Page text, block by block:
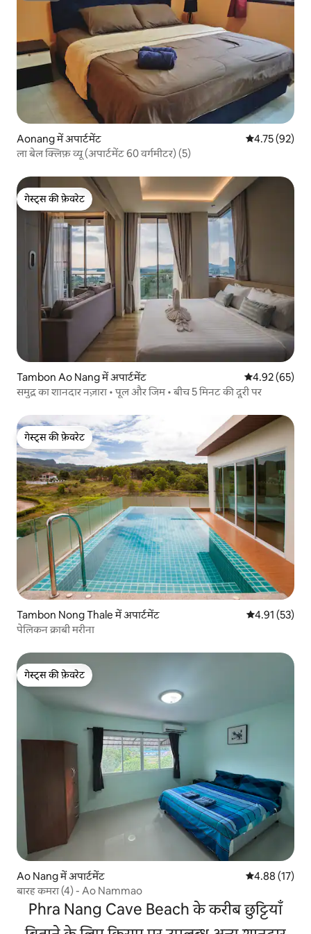
Aonang में अपार्टमेंट औसत रेटिंग 5 में
4.75 (92)
ला बेल क्लिफ़ व्यू (अपार्टमेंट 60 वर्गमीटर) (5)
गेस्ट्स की फ़ेवरेट
गेस्ट्स की फ़ेवरेट
Tambon Ao Nang में अपार्टमेंट औसत रेटिंग 5 में
4.92 (65)
समुद्र का शानदार नज़ारा • पूल और जिम • बीच 5 मिनट की दूरी पर
गेस्ट्स की फ़ेवरेट
गेस्ट्स की फ़ेवरेट
Tambon Nong Thale में अपार्टमेंट औसत रेटिंग 5 में
4.91 (53)
पेलिकन क्राबी मरीना
गेस्ट्स की फ़ेवरेट
गेस्ट्स की फ़ेवरेट
Ao Nang में अपार्टमेंट औसत रेटिंग 5 में
4.88 (17)
बारह कमरा (4) - Ao Nammao
Phra Nang Cave Beach के करीब छुट्टियाँ